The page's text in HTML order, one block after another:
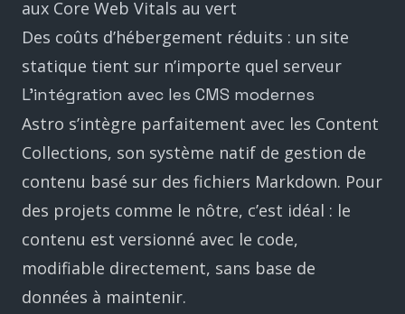
aux Core Web Vitals au vert
Des coûts d’hébergement réduits : un site
statique tient sur n’importe quel serveur
L’intégration avec les CMS modernes
Astro s’intègre parfaitement avec les Content
Collections, son système natif de gestion de
contenu basé sur des fichiers Markdown. Pour
des projets comme le nôtre, c’est idéal : le
contenu est versionné avec le code,
modifiable directement, sans base de
données à maintenir.